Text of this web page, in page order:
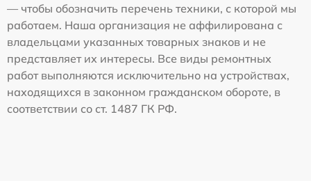
— чтобы обозначить перечень техники, с которой мы
работаем. Наша организация не аффилирована с
владельцами указанных товарных знаков и не
представляет их интересы. Все виды ремонтных
работ выполняются исключительно на устройствах,
находящихся в законном гражданском обороте, в
соответствии со ст. 1487 ГК РФ.